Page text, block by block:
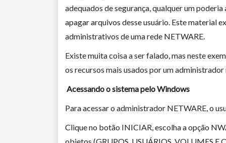
adequados de segurança, qualquer um
apagar arquivos desse usuário. Este material
administrativos de uma rede NETWARE.
Existe muita coisa a ser falado, mas neste
os recursos mais usados por um administrador
Acessando o sistema pelo Windows
Para acessar o administrador NETWARE, o
Clique no botão INICIAR, escolha a opção
objetos (GRUPOS, USUÁRIOS, VOLUMES E